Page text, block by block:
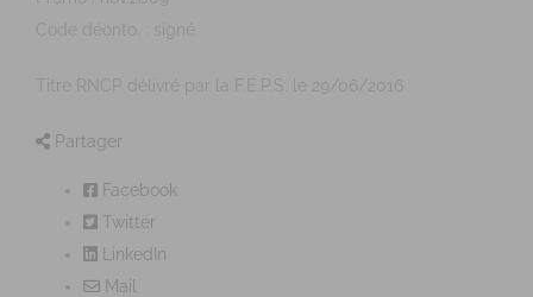
Code déonto. : signé
Titre RNCP délivré par la F.E.P.S. le 29/06/2016
Partager
Facebook
Twitter
LinkedIn
Mail